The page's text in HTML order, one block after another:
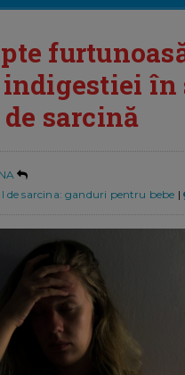
indigestiei în
sarcină
de sarcina: ganduri pentru bebe |